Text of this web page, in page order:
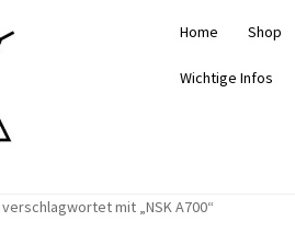
Home Shop
Wichtige Infos
mit „NSK A700“